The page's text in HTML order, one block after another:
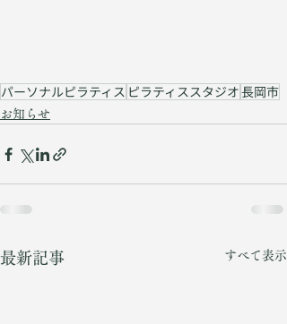
パーソナルピラティス ピラティススタジオ長岡市
お知らせ
最新記事 すべて表示